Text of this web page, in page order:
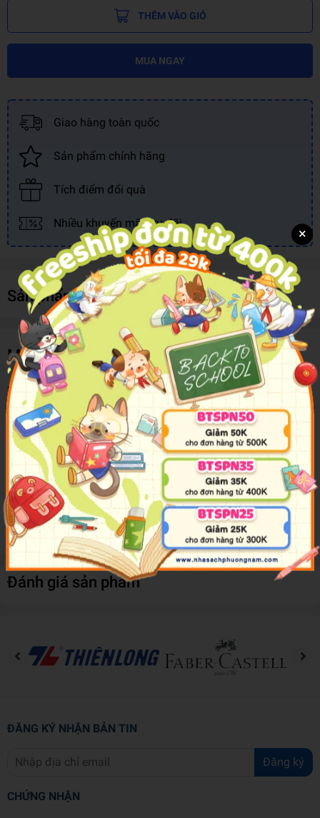
THÊM VÀO GIỎ
MUA NGAY
Giao hàng toàn quốc
Sản phẩm chính hãng
Tích điểm đổi quà
Nhiều khuyến mãi, ưu đãi
Sản phẩm cùng loại
Mô tả sản phẩm
Móc Khóa Nhựa/Bấm Móng Tay YSK01259
Móc khóa kim dụng cụ bấm móng tay dễ thương
Các chi tiết in khắc tinh tế, mô tả rõ từng đường nét.
Sản phẩm thích hợp làm phụ kiện trang trí, làm quà tặng cho
mọi người.
Sản phẩm nhỏ, nhẹ, xinh xắn, tiện dụng
Móc khóa cao cấp, gọn nhẹ, tiện lợi, dễ sử dụng, chắc chắn.
Sành điệu và đầy cá tính nhưng không thiếu phần sang
trọng.
Đánh giá sản phẩm
ĐĂNG KÝ NHẬN BẢN TIN
Đăng ký
CHỨNG NHẬN
×